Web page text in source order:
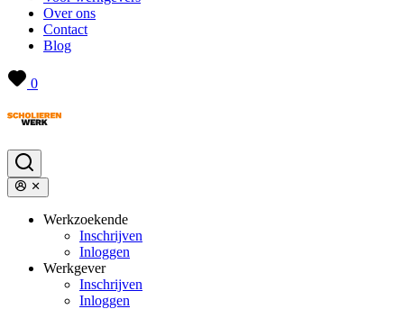
Over ons
Contact
Blog
0
Werkzoekende
Inschrijven
Inloggen
Werkgever
Inschrijven
Inloggen